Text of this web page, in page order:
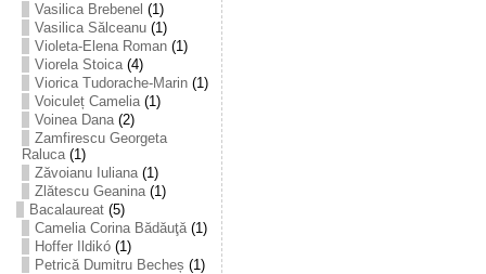
Vasilica Brebenel (1)
Vasilica Sălceanu(1)
Violeta-Elena Roman(1)
Viorela Stoica(4)
Viorica Tudorache-Marin(1)
Voiculeț Camelia(1)
Voinea Dana(2)
Zamfirescu Georgeta
Raluca(1)
Zăvoianu Iuliana(1)
Zlătescu Geanina(1)
Bacalaureat(5)
Camelia Corina Bădăuţă(1)
Hoffer Ildikó(1)
Petrică Dumitru Becheș (1)